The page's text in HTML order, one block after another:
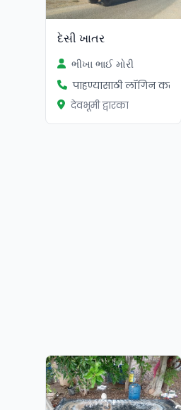
દેસી ખાતર
ભીખા ભાઈ મોરી
पाहण्यासाठी लॉगिन करा
देवभूमी द्वारका